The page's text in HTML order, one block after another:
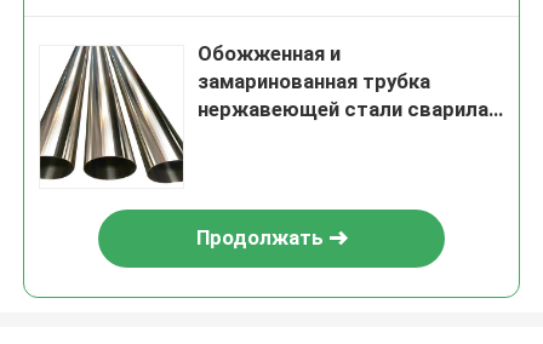
Обожженная и
замаринованная трубка
нержавеющей стали сварила
Продолжать